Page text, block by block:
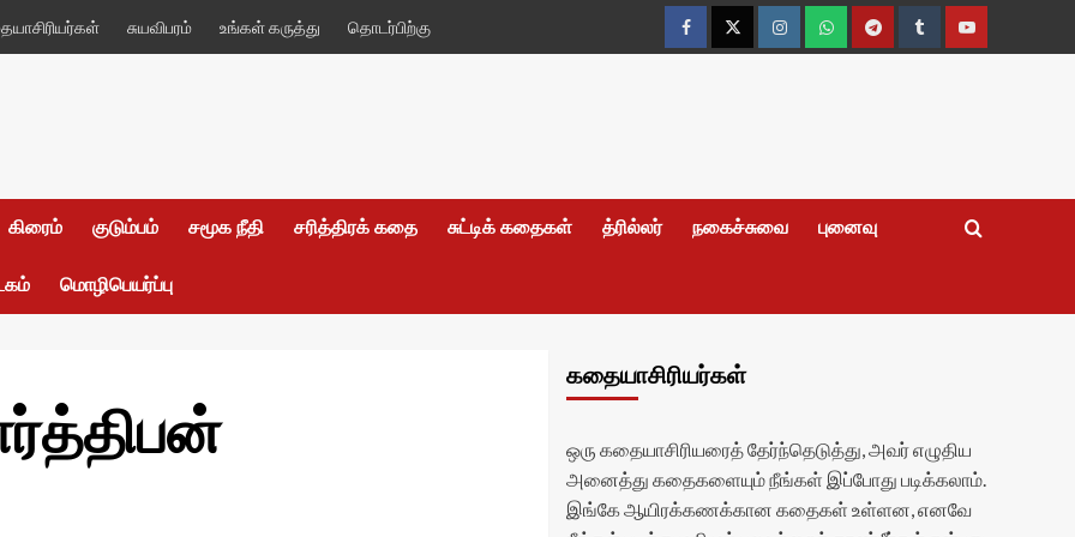
சுயவிபரம் உங்கள் கருத்து தொடர்பிற்கு
FacebookTwitterInstagramWhatsappTelegramTumblrYouTube
கிரைம் குடும்பம் சமூக நீதி சரித்திரக் கதை சுட்டிக் கதைகள் த்ரில்லர் நகைச்சுவை புனைவு
மொழிபெயர்ப்பு
கதையாசிரியர்கள்
ஒரு கதையாசிரியரைத் தேர்ந்தெடுத்து, அவர் எழுதிய
அனைத்து கதைகளையும் நீங்கள் இப்போது படிக்கலாம்.
இங்கே ஆயிரக்கணக்கான கதைகள் உள்ளன, எனவே